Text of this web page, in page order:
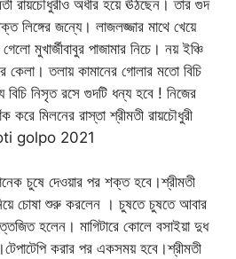
রায়চৌধুরীও অধীর হয়ে ঊঠছেন। তার গুদ
জন্যে। লাজলজ্জার মাথে খেয়ে
মুখার্জীবাবুর পাজামার নিচে। নয় ইঞ্চি
কেলা। তলায় কামানের গোলার মতো বিচি
নিসৃত রসে গুদটি ধন্য হবে ! নিজের
মিলনের রাস্তা শ্রীমতী রায়চৌধুরী
golpo 2021
চুষে দেওয়ার পর শক্ত হবে।শ্রীমতী
চোষা শুরু করলেন । চুষতে চুষতে আবার
হলেন। মাগিটারে কোলে বসাইয়া দুধ
করার পর একসময় হবে।শ্রীমতী